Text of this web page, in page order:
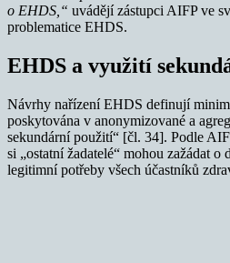
o EHDS,“ uvádějí zástupci AIFP ve
problematice EHDS.
EHDS a využití
Návrhy nařízení EHDS definují
poskytována v anonymizované a
sekundární použití“ [čl. 34]. Podle
si „ostatní žadatelé“ mohou zažádat o
legitimní potřeby všech účastníků